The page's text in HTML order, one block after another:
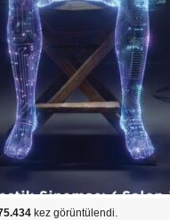
kez görüntülendi.